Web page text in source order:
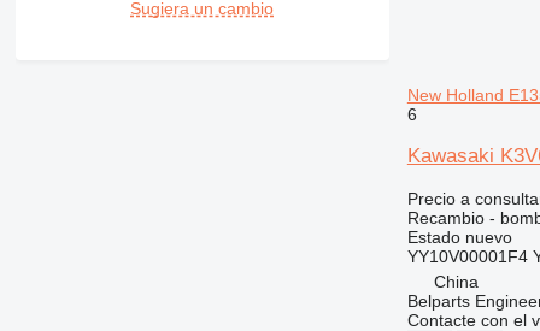
G-SeriesSugiera un cambio
New Holland
6
Kawasaki
Precio a
Recambio -
Estadonuevo
YY10V00001F4
China
Belparts
Contacte con el